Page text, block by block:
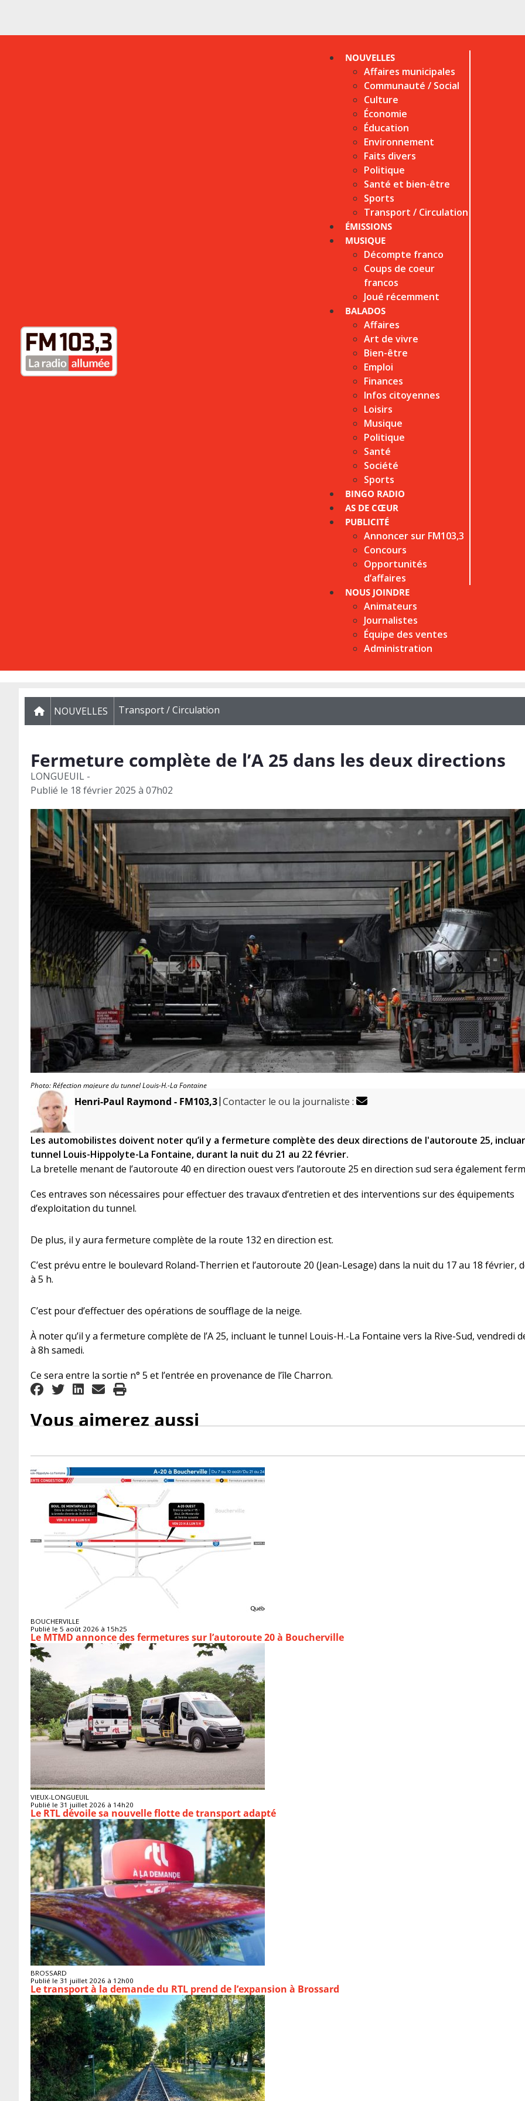
NOUVELLES
Affaires municipales
Communauté / Social
Culture
Économie
Éducation
Environnement
Faits divers
Politique
Santé et bien-être
Sports
Transport / Circulation
ÉMISSIONS
MUSIQUE
Décompte franco
Coups de coeur
francos
Joué récemment
BALADOS
Affaires
Art de vivre
Bien-être
Emploi
Finances
Infos citoyennes
Loisirs
Musique
Politique
Santé
Société
Sports
BINGO RADIO
AS DE CŒUR
PUBLICITÉ
Annoncer sur FM103,3
Concours
Opportunités
d’affaires
NOUS JOINDRE
Animateurs
Journalistes
Équipe des ventes
Administration
NOUVELLES Transport / Circulation
Fermeture complète de l’A 25 dans les deux directions
LONGUEUIL -
Publié le 18 février 2025 à 07h02
Photo: Réfection majeure du tunnel Louis-H.-La Fontaine
Henri-Paul Raymond - FM103,3|Contacter le ou la journaliste :
Les automobilistes doivent noter qu’il y a fermeture complète des deux directions de l'autoroute 25,
tunnel Louis-Hippolyte-La Fontaine, durant la nuit du 21 au 22 février.
La bretelle menant de l’autoroute 40 en direction ouest vers l’autoroute 25 en direction sud sera également
Ces entraves son nécessaires pour effectuer des travaux d’entretien et des interventions sur des équipements
d’exploitation du tunnel.
De plus, il y aura fermeture complète de la route 132 en direction est.
C’est prévu entre le boulevard Roland-Therrien et l’autoroute 20 (Jean-Lesage) dans la nuit du 17 au 18 février,
à 5 h.
C’est pour d’effectuer des opérations de soufflage de la neige.
À noter qu’il y a fermeture complète de l’A 25, incluant le tunnel Louis-H.-La Fontaine vers la Rive-Sud, vendredi
à 8h samedi.
Ce sera entre la sortie n° 5 et l’entrée en provenance de l’île Charron.
Vous aimerez aussi
BOUCHERVILLE
Publié le 5 août 2026 à 15h25
Le MTMD annonce des fermetures sur l’autoroute 20 à Boucherville
VIEUX-LONGUEUIL
Publié le 31 juillet 2026 à 14h20
Le RTL dévoile sa nouvelle flotte de transport adapté
BROSSARD
Publié le 31 juillet 2026 à 12h00
Le transport à la demande du RTL prend de l’expansion à Brossard